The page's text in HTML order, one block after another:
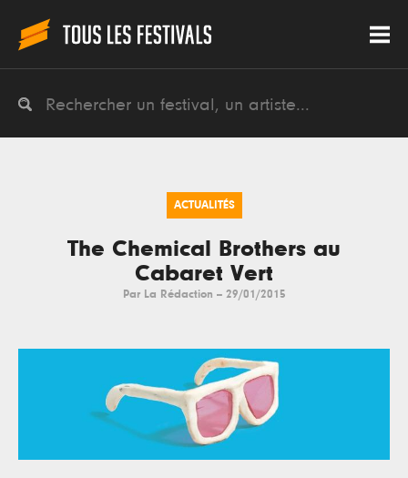
ACTUALITÉS
The Chemical Brothers au
Cabaret Vert
Par La Rédaction -- 29/01/2015